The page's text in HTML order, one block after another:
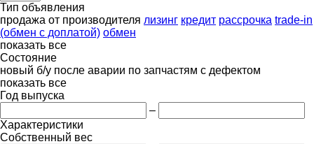
Тип объявления
продажа от производителя лизинг кредит рассрочка trade-in
(обмен с доплатой) обмен
показать все
Состояние
новый б/у после аварии по запчастям с дефектом
показать все
Год выпуска
–
Характеристики
Собственный вес